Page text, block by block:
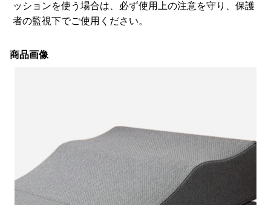
ッションを使う場合は、必ず使用上の注意を守り、保護
者の監視下でご使用ください。
商品画像